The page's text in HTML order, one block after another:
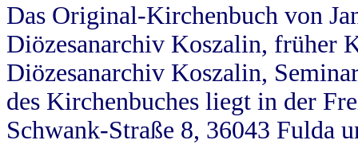
Das Original-Kirchenbuch von
Diözesanarchiv Koszalin, früher
Diözesanarchiv Koszalin,
des Kirchenbuches liegt in der
Schwank-Straße 8, 36043 Fulda